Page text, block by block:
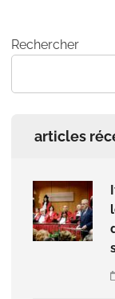
Rechercher
articles